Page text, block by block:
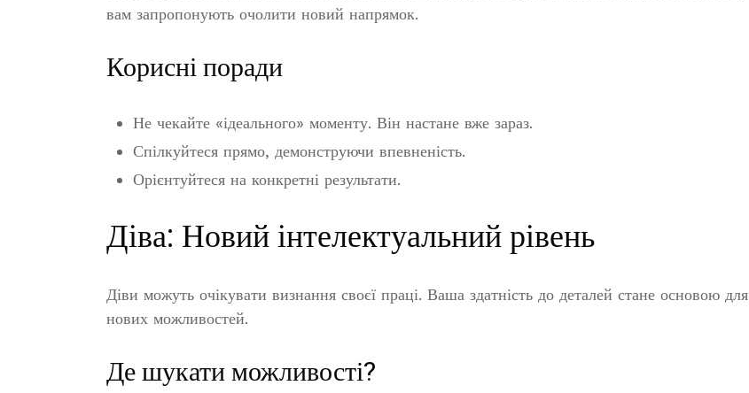
вам запропонують очолити новий напрямок.
Корисні поради
Не чекайте «ідеального» моменту. Він настане вже зараз.
Спілкуйтеся прямо, демонструючи впевненість.
Орієнтуйтеся на конкретні результати.
Діва: Новий інтелектуальний рівень
Діви можуть очікувати визнання своєї праці. Ваша здатність до деталей стане основою для
нових можливостей.
Де шукати можливості?